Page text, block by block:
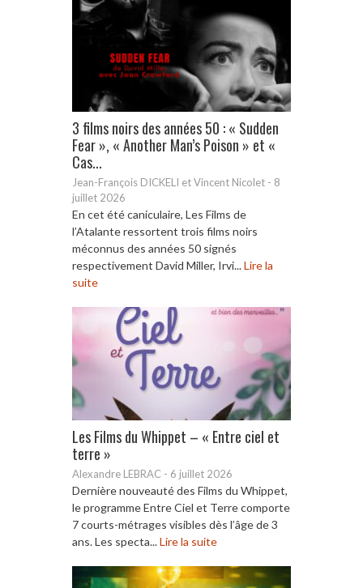
3 films noirs des années 50 : « Sudden
Fear », « Another Man’s Poison » et «
Cas...
Jean-François DICKELI et Vincent Nicolet - 8
juillet 2026
En cet été caniculaire, Les Films de
l’Atalante ressortent trois films noirs
méconnus des années 50 signés
respectivement David Miller, Irvi...Lire la
suite
Les Films du Whippet – « Entre ciel et
terre »
Alexandre LEBRAC - 6 juillet 2026
Dernière nouveauté des Films du Whippet,
le programme Entre Ciel et Terre comporte
7 courts-métrages visibles dès l’âge de 3
ans. Les specta...Lire la suite